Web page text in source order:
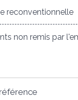
reconventionnelle
non remis par